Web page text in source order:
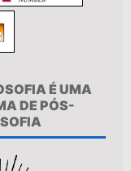
É UMA
DE PÓS-